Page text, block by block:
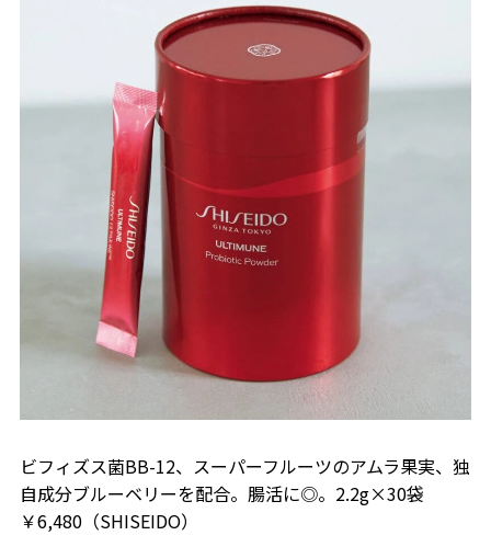
ビフィズス菌BB-12、スーパーフルーツのアムラ果実、独
自成分ブルーベリーを配合。腸活に◎。2.2g×30袋
￥6,480（SHISEIDO）